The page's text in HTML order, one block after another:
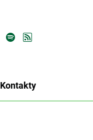
Kontakty